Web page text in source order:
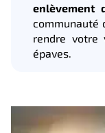
enlèvement
communauté
rendre votre
épaves.